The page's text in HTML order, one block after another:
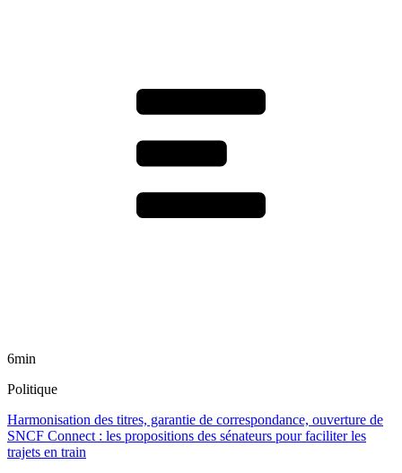
6min
Politique
Harmonisation des titres, garantie de correspondance, ouverture de
SNCF Connect : les propositions des sénateurs pour faciliter les
trajets en train